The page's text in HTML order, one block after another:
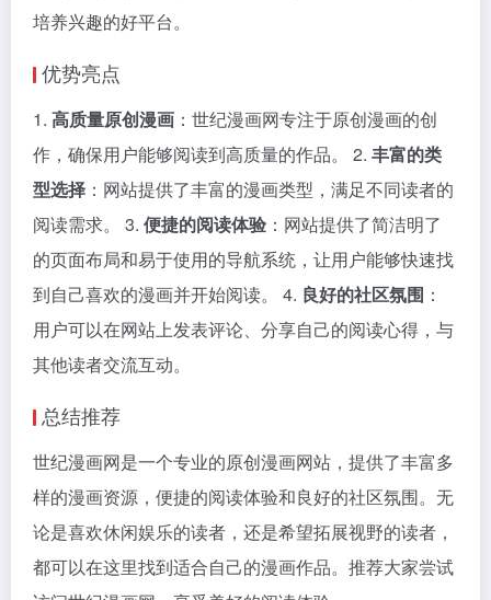
培养兴趣的好平台。
优势亮点
1. 高质量原创漫画 ：世纪漫画网专注于原创漫画的创
作，确保用户能够阅读到高质量的作品。 2. 丰富的类
型选择 ：网站提供了丰富的漫画类型，满足不同读者的
阅读需求。 3. 便捷的阅读体验 ：网站提供了简洁明了
的页面布局和易于使用的导航系统，让用户能够快速找
到自己喜欢的漫画并开始阅读。 4. 良好的社区氛围 ：
用户可以在网站上发表评论、分享自己的阅读心得，与
其他读者交流互动。
总结推荐
世纪漫画网是一个专业的原创漫画网站，提供了丰富多
样的漫画资源，便捷的阅读体验和良好的社区氛围。无
论是喜欢休闲娱乐的读者，还是希望拓展视野的读者，
都可以在这里找到适合自己的漫画作品。推荐大家尝试